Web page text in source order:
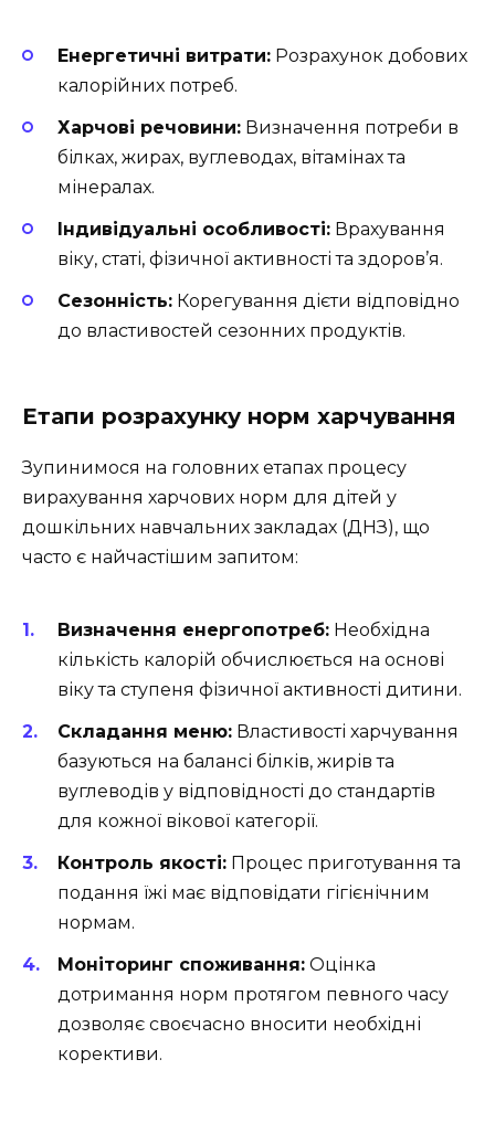
Енергетичні витрати: Розрахунок добових
калорійних потреб.
Харчові речовини: Визначення потреби в
білках, жирах, вуглеводах, вітамінах та
мінералах.
Індивідуальні особливості: Врахування
віку, статі, фізичної активності та здоров’я.
Сезонність: Корегування дієти відповідно
до властивостей сезонних продуктів.
Етапи розрахунку норм харчування
Зупинимося на головних етапах процесу
вирахування харчових норм для дітей у
дошкільних навчальних закладах (ДНЗ), що
часто є найчастішим запитом:
Визначення енергопотреб: Необхідна
кількість калорій обчислюється на основі
віку та ступеня фізичної активності дитини.
Складання меню: Властивості харчування
базуються на балансі білків, жирів та
вуглеводів у відповідності до стандартів
для кожної вікової категорії.
Контроль якості: Процес приготування та
подання їжі має відповідати гігієнічним
нормам.
Моніторинг споживання: Оцінка
дотримання норм протягом певного часу
дозволяє своєчасно вносити необхідні
корективи.